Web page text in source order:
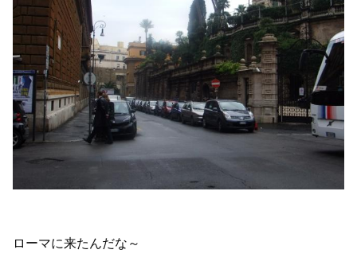
ローマに来たんだな～